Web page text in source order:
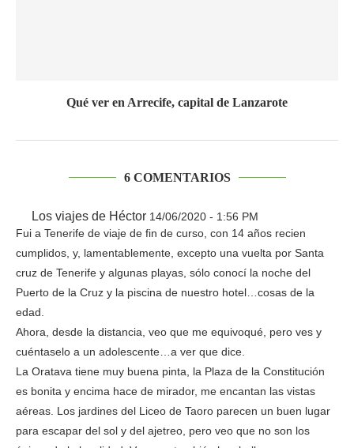
Qué ver en Arrecife, capital de Lanzarote
6 COMENTARIOS
Los viajes de Héctor 14/06/2020 - 1:56 PM
Fui a Tenerife de viaje de fin de curso, con 14 años recien
cumplidos, y, lamentablemente, excepto una vuelta por Santa
cruz de Tenerife y algunas playas, sólo conocí la noche del
Puerto de la Cruz y la piscina de nuestro hotel…cosas de la
edad.
Ahora, desde la distancia, veo que me equivoqué, pero ves y
cuéntaselo a un adolescente…a ver que dice.
La Oratava tiene muy buena pinta, la Plaza de la Constitución
es bonita y encima hace de mirador, me encantan las vistas
aéreas. Los jardines del Liceo de Taoro parecen un buen lugar
para escapar del sol y del ajetreo, pero veo que no son los